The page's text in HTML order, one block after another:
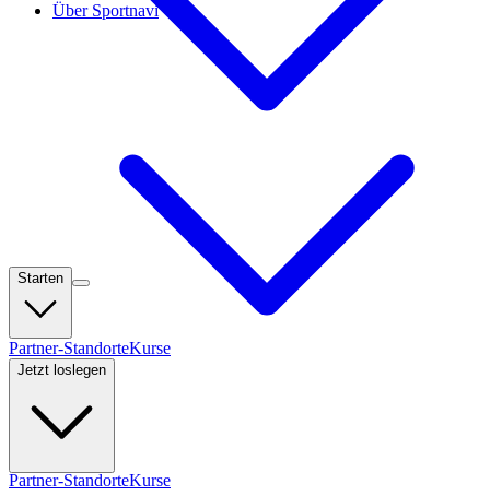
Starten
Partner-StandorteKurse
Jetzt loslegen
Über Sportnavi
Partner-StandorteKurse